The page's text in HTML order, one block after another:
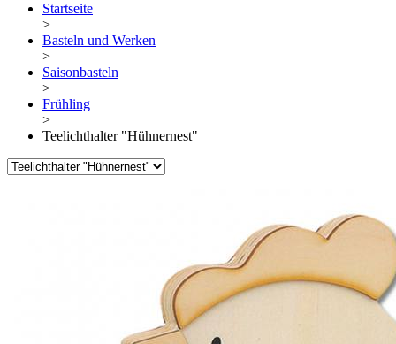
Startseite
>
Basteln und Werken
>
Saisonbasteln
>
Frühling
>
Teelichthalter "Hühnernest"